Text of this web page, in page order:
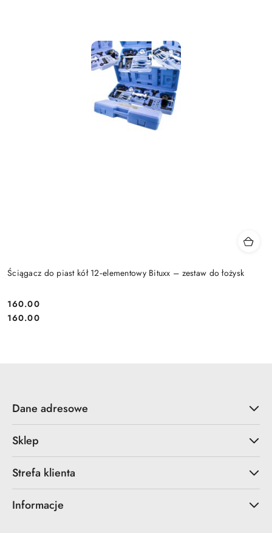
Ściągacz do piast kół 12‑elementowy Bituxx – zestaw do łożysk
Cena:
160.00
Cena:
160.00
Dane adresowe
Sklep
Strefa klienta
Informacje